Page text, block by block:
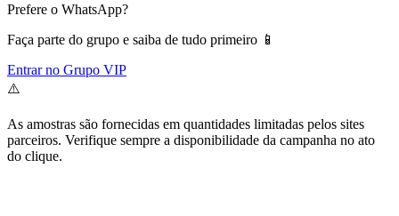
Prefere o WhatsApp?
Faça parte do grupo e saiba de tudo primeiro 📱
Entrar no Grupo VIP
⚠️
As amostras são fornecidas em quantidades limitadas pelos sites
parceiros. Verifique sempre a disponibilidade da campanha no ato
do clique.